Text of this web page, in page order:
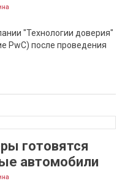
"Технологии доверия"
PwC) после проведения
готовятся
автомобили